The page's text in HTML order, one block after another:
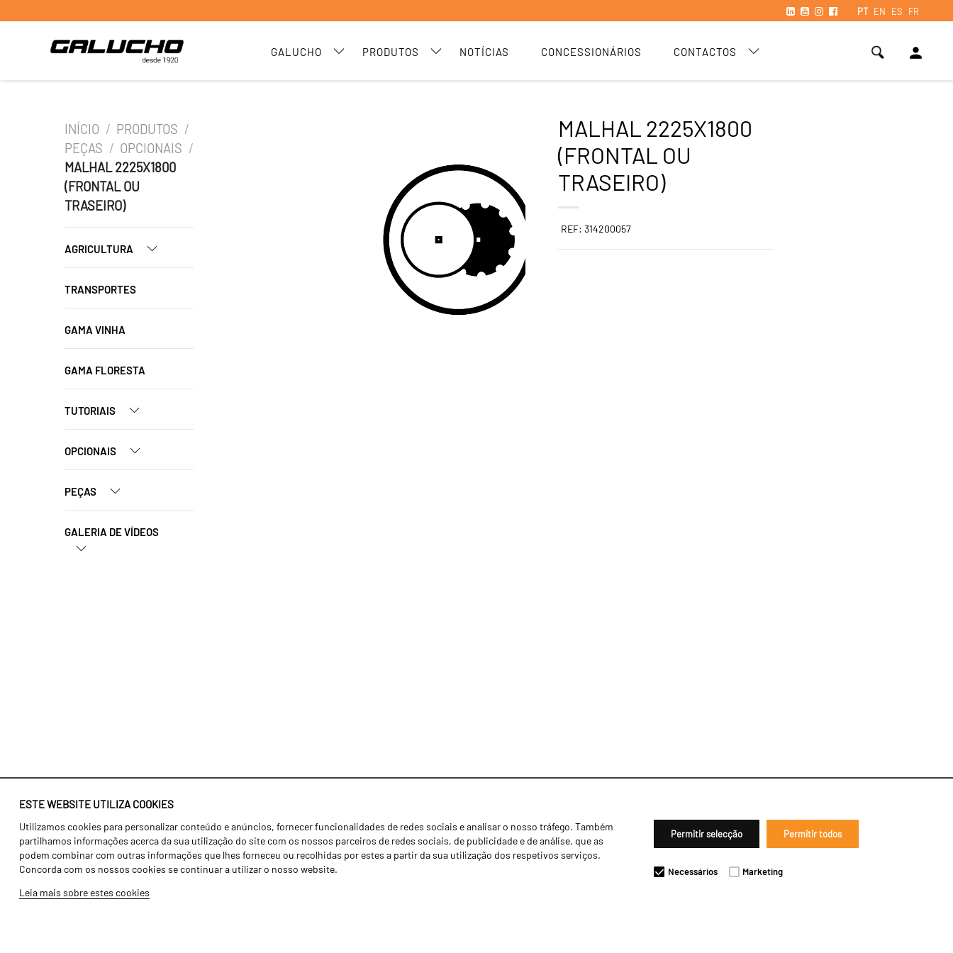
PT EN ES FR
GALUCHO PRODUTOS NOTÍCIAS CONCESSIONÁRIOS CONTACTOS person
ESTE WEBSITE UTILIZA COOKIES
Utilizamos cookies para personalizar conteúdo e anúncios, fornecer funcionalidades de redes sociais e analisar o nosso tráfego. Também
partilhamos informações acerca da sua utilização do site com os nossos parceiros de redes sociais, de publicidade e de análise, que as
podem combinar com outras informações que lhes forneceu ou recolhidas por estes a partir da sua utilização dos respetivos serviços.
Concorda com os nossos cookies se continuar a utilizar o nosso website.
Leia mais sobre estes cookies
Permitir selecção Permitir todos
Necessários Marketing
INÍCIO / PRODUTOS /
PEÇAS / OPCIONAIS /
MALHAL 2225X1800
(FRONTAL OU
TRASEIRO)
AGRICULTURA
TRANSPORTES
GAMA VINHA
GAMA FLORESTA
TUTORIAIS
OPCIONAIS
PEÇAS
GALERIA DE VÍDEOS
MALHAL 2225X1800
(FRONTAL OU
TRASEIRO)
REF: 314200057
Identidade
História
Fábrica / Produção
Recursos Humanos
Agricultura
Transportes
Gama Floresta
Notícias
Concessionários